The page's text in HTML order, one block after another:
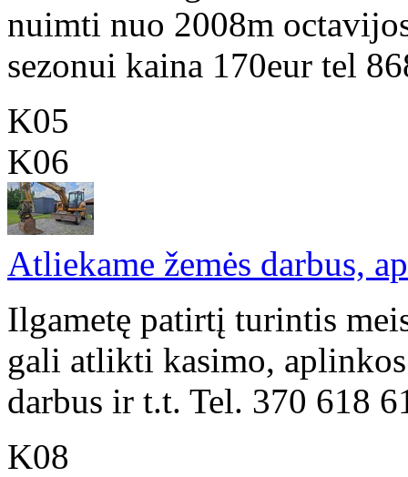
nuimti nuo 2008m
sezonui kaina 170eur tel
K05
K06
Atliekame žemės darbus,
Ilgametę patirtį turintis
gali atlikti kasimo,
darbus ir t.t. Tel. 370 618
K08